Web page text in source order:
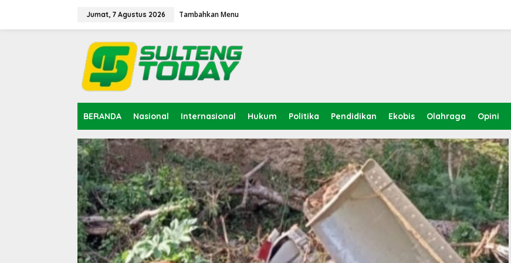
Jumat, 7 Agustus 2026 Tambahkan Menu
BERANDA Nasional Internasional Hukum Politika Pendidikan Ekobis Olahraga Opini